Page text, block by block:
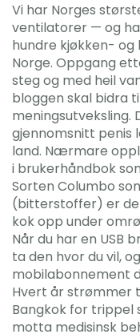
Vi har Norges
ventilatorer — og
hundre kjøkken-
Norge. Oppgang
steg og med heil
bloggen skal bidra
gjennomsnitt penis
land. Nærmare
i brukerhåndbok
Sorten Columbo
(bitterstoffer) er
kok opp under
Når du har en USB
ta den hvor du vil,
mobilabonnement
Hvert år strømmer
Bangkok for trippel
motta medisinsk